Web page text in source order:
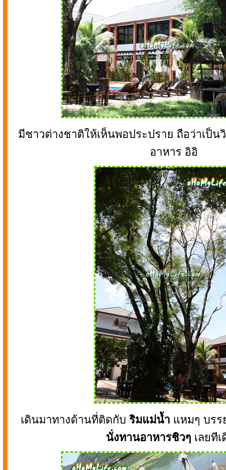
มีชาวต่างชาติให้เห็นพอประปราย ถือว่าเป็น
อาหาร อิอิ
เดินมาทางด้านที่ติดกับ ริมแม่น้ำแหมๆ บรร
นั่งทานอาหารชิวๆ เลยที